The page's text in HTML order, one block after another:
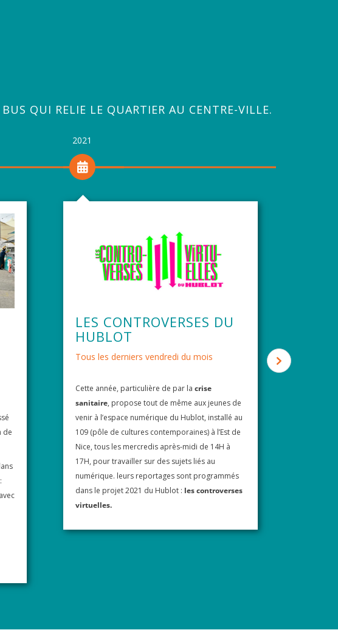
QUI RELIE LE QUARTIER AU CENTRE-VILLE.
de
2021
LES CONTROVERSES DU
HUBLOT
Tous les derniers vendredi du mois
Cette année, particulière de par la crise
sanitaire, propose tout de même aux jeunes de
venir à l’espace numérique du Hublot, installé au
109 (pôle de cultures contemporaines) à l’Est de
Nice, tous les mercredis après-midi de 14H à
17H, pour travailler sur des sujets liés au
numérique. leurs reportages sont programmés
dans le projet 2021 du Hublot : les controverses
virtuelles.